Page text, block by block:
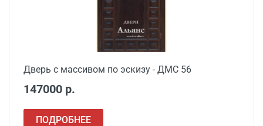
Дверь с массивом по эскизу - ДМС 56
147000 р.
ПОДРОБНЕЕ